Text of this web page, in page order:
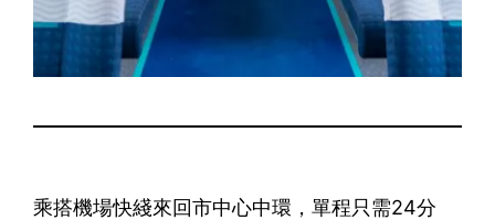
乘搭機場快綫來回市中心中環，單程只需24分